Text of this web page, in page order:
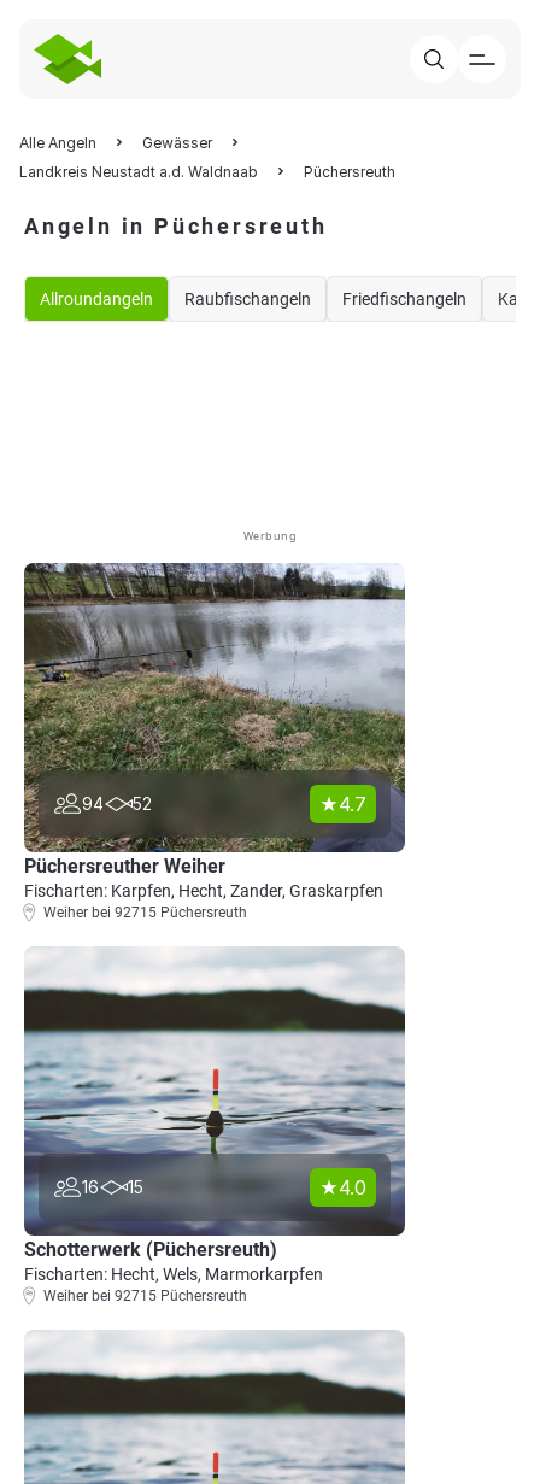
Alle Angeln
Gewässer
Landkreis Neustadt a.d. Waldnaab
Püchersreuth
Angeln in Püchersreuth
Allroundangeln Raubfischangeln Friedfischangeln
Werbung
94 52 4.7
Püchersreuther Weiher
Fischarten: Karpfen, Hecht, Zander, Graskarpfen
Weiher bei 92715 Püchersreuth
16 15 4.0
Schotterwerk (Püchersreuth)
Fischarten: Hecht, Wels, Marmorkarpfen
Weiher bei 92715 Püchersreuth